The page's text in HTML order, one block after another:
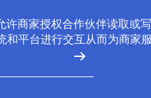
许商家授权合作伙伴读取或
和平台进行交互从而为商家